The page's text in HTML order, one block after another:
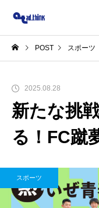
POST スポーツ
2025.08.28
新たな挑
る！FC蹴
スポーツ